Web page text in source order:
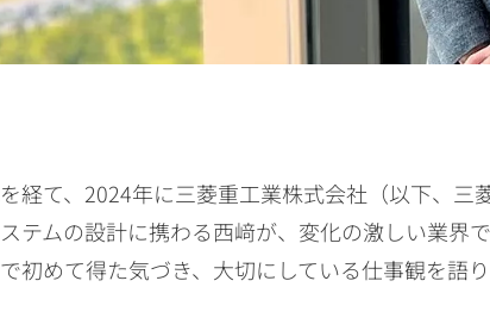
経て、2024年に三菱重工業株式会社（以下、
テムの設計に携わる西﨑が、変化の激しい業界
初めて得た気づき、大切にしている仕事観を語り